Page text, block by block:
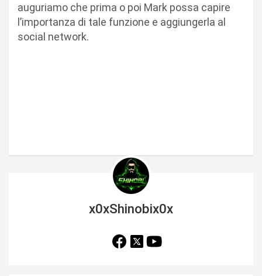
auguriamo che prima o poi Mark possa capire
l’importanza di tale funzione e aggiungerla al
social network.
x0xShinobix0x